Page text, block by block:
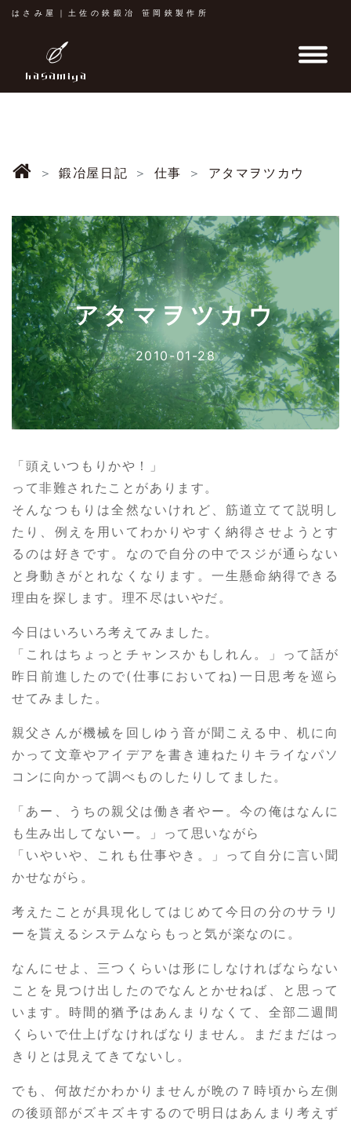
はさみ屋｜土佐の鋏鍛冶 笹岡鋏製作所
鍛冶屋日記 仕事 アタマヲツカウ
アタマヲツカウ
2010-01-28
「頭えいつもりかや！」
って非難されたことがあります。
そんなつもりは全然ないけれど、筋道立てて説明し
たり、例えを用いてわかりやすく納得させようとす
るのは好きです。なので自分の中でスジが通らない
と身動きがとれなくなります。一生懸命納得できる
理由を探します。理不尽はいやだ。
今日はいろいろ考えてみました。
「これはちょっとチャンスかもしれん。」って話が
昨日前進したので(仕事においてね)一日思考を巡ら
せてみました。
親父さんが機械を回しゆう音が聞こえる中、机に向
かって文章やアイデアを書き連ねたりキライなパソ
コンに向かって調べものしたりしてました。
「あー、うちの親父は働き者やー。今の俺はなんに
も生み出してないー。」って思いながら
「いやいや、これも仕事やき。」って自分に言い聞
かせながら。
考えたことが具現化してはじめて今日の分のサラリ
ーを貰えるシステムならもっと気が楽なのに。
なんにせよ、三つくらいは形にしなければならない
ことを見つけ出したのでなんとかせねば、と思って
います。時間的猶予はあんまりなくて、全部二週間
くらいで仕上げなければなりません。まだまだはっ
きりとは見えてきてないし。
でも、何故だかわかりませんが晩の７時頃から左側
の後頭部がズキズキするので明日はあんまり考えず